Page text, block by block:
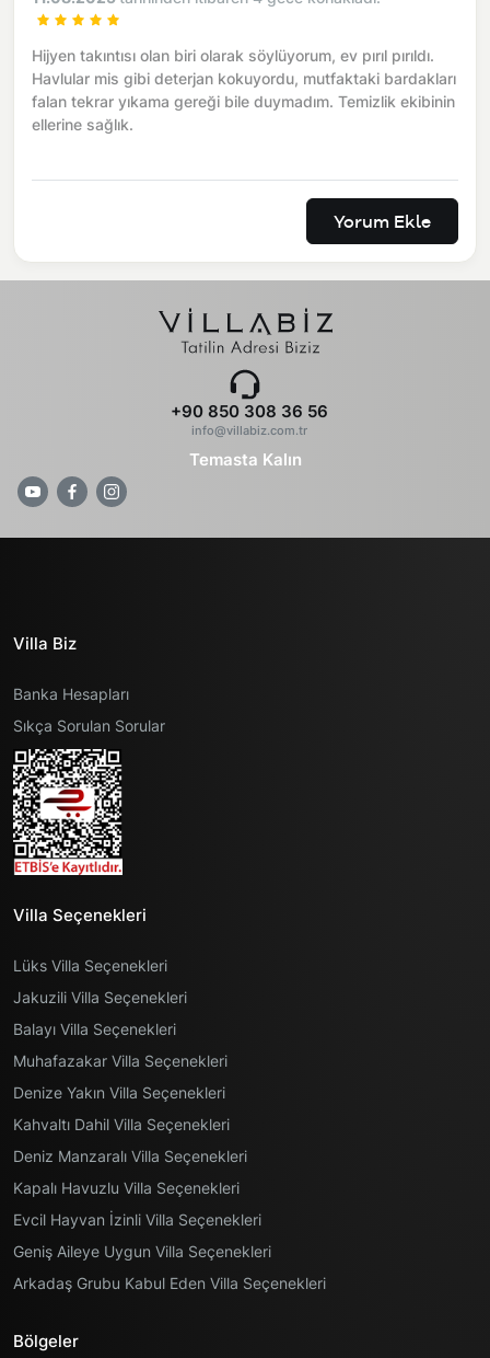
Hijyen takıntısı olan biri olarak söylüyorum, ev pırıl pırıldı.
Havlular mis gibi deterjan kokuyordu, mutfaktaki bardakları
falan tekrar yıkama gereği bile duymadım. Temizlik ekibinin
ellerine sağlık.
Yorum Ekle
+90 850 308 36 56
info@villabiz.com.tr
Temasta Kalın
Villa Biz
Banka Hesapları
Sıkça Sorulan Sorular
Villa Seçenekleri
Lüks Villa Seçenekleri
Jakuzili Villa Seçenekleri
Balayı Villa Seçenekleri
Muhafazakar Villa Seçenekleri
Denize Yakın Villa Seçenekleri
Kahvaltı Dahil Villa Seçenekleri
Deniz Manzaralı Villa Seçenekleri
Kapalı Havuzlu Villa Seçenekleri
Evcil Hayvan İzinli Villa Seçenekleri
Geniş Aileye Uygun Villa Seçenekleri
Arkadaş Grubu Kabul Eden Villa Seçenekleri
Bölgeler